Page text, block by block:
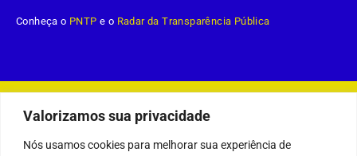
Valorizamos sua privacidade
Nós usamos cookies para melhorar sua experiência de
Conheça o PNTP e o Radar da Transparência Pública
Prefeitura Municipal da Demerval Lobão.
Mapa do Site Acessar Área Administrativa